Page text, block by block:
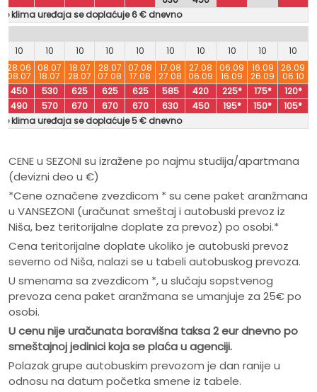
klima uređaja se doplaćuje 6 € dnevno
10 10 10 10 10 10 10 10 10 10
28.06
08.07
08.07
18.07
18.07
28.07
28.07
07.08
07.08
17.08
17.08
27.08
27.08
06.09
06.09
16.09
16.09
26.09
26.09
06.10
450
530 625 625 625 585 420 225* 175*
120*
490
570 670 670 670 630 450 195* 150*
105*
klima uređaja se doplaćuje 5 € dnevno
CENE u SEZONI su izražene po najmu studija/apartmana
(devizni deo u €)
*Cene označene zvezdicom * su cene paket aranžmana
u VANSEZONI (uračunat smeštaj i autobuski prevoz iz
Niša, bez teritorijalne doplate za prevoz) po osobi.*
Cena teritorijalne doplate ukoliko je autobuski prevoz
severno od Niša, nalazi se u tabeli autobuskog prevoza.
U smenama sa zvezdicom *, u slučaju sopstvenog
prevoza cena paket aranžmana se umanjuje za 25€ po
osobi.
U cenu nije uračunata boravišna taksa 2 eur dnevno po
smeštajnoj jedinici koja se plaća u agenciji.
Polazak grupe autobuskim prevozom je dan ranije u
odnosu na datum početka smene iz tabele.